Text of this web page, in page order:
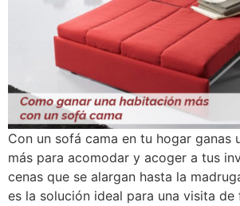
Con un sofá cama en tu hogar ganas
más para acomodar y acoger a tus
cenas que se alargan hasta la
es la solución ideal para una visita de